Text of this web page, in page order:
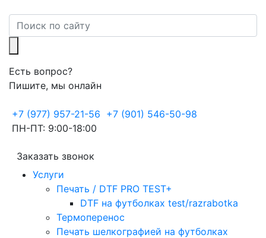
Есть вопрос?
Пишите, мы онлайн
+7 (977) 957-21-56 +7 (901) 546-50-98
ПН-ПТ: 9:00-18:00
Заказать звонок
Услуги
Печать / DTF PRO TEST+
DTF на футболках test/razrabotka
Термоперенос
Печать шелкографией на футболках